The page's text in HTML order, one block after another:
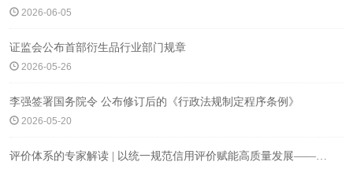
2026-06-05
证监会公布首部衍生品行业部门规章
2026-05-26
李强签署国务院令 公布修订后的《行政法规制定程序条例》
2026-05-20
评价体系的专家解读 | 以统一规范信用评价赋能高质量发展——解读《国务院办公厅关于建立企业信用状况综合实施方案》